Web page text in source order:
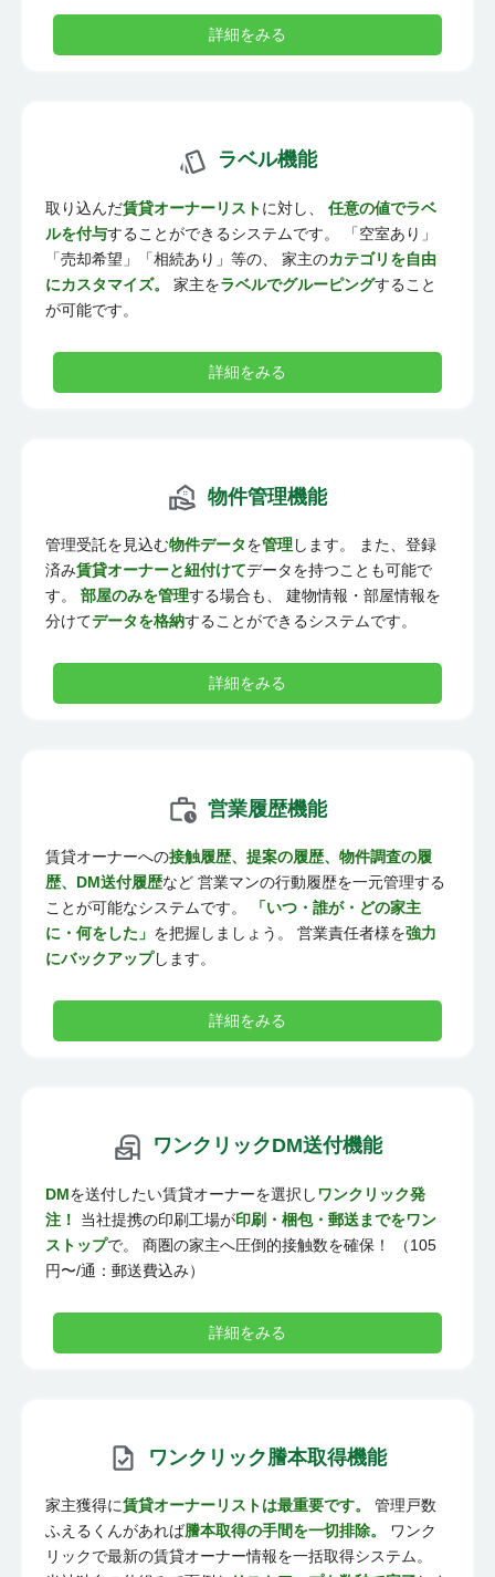
詳細をみる
ラベル機能
取り込んだ賃貸オーナーリストに対し、 任意の値でラベ
ルを付与することができるシステムです。 「空室あり」
「売却希望」「相続あり」等の、 家主のカテゴリを自由
にカスタマイズ。
家主をラベルでグルーピングすること
が可能です。
詳細をみる
物件管理機能
管理受託を見込む物件データを管理します。 また、登録
済み賃貸オーナーと紐付けてデータを持つことも可能で
す。 部屋のみを管理する場合も、 建物情報・部屋情報を
分けてデータを格納することができるシステムです。
詳細をみる
営業履歴機能
賃貸オーナーへの接触履歴、提案の履歴、物件調査の履
歴、DM送付履歴など 営業マンの行動履歴を一元管理する
ことが可能なシステムです。
「いつ・誰が・どの家主
に・何をした」 を把握しましょう。 営業責任者様を強力
にバックアップします。
詳細をみる
ワンクリックDM送付機能
DMを送付したい賃貸オーナーを選択しワンクリック発
注！
当社提携の印刷工場が印刷・梱包・郵送までをワン
ストップで。 商圏の家主へ圧倒的接触数を確保！ （105
円〜/通：郵送費込み）
詳細をみる
ワンクリック謄本取得機能
家主獲得に賃貸オーナーリストは最重要です。
管理戸数
ふえるくんがあれば謄本取得の手間を一切排除。
ワンク
リックで最新の賃貸オーナー情報を一括取得システム。